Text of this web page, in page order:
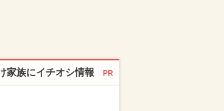
家族にイチオシ情報 PR